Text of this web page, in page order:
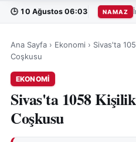
🕒 10 Ağustos 06:03 NAMAZ
Ana Sayfa › Ekonomi › Sivas'ta
Coşkusu
EKONOMI
Sivas'ta 1058
Coşkusu